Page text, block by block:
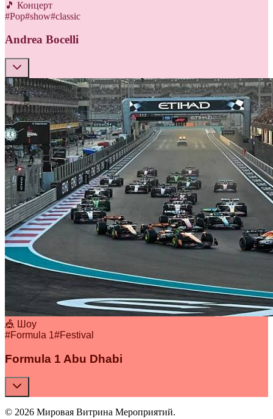
🎵 Концерт
#Pop#show#classic
Andrea Bocelli
🎪 Шоу
#Formula 1#Festival
Formula 1 Abu Dhabi
© 2026 Мировая Витрина Мероприятий.